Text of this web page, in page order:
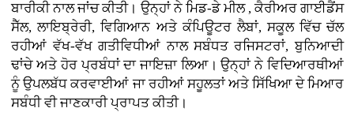
ਬਾਰੀਕੀ ਨਾਲ ਜਾਂਚ ਕੀਤੀ। ਉਨ੍ਹਾਂ ਨੇ ਮਿਡ-ਡੇ ਮੀਲ , ਕੈਰੀਅਰ ਗਾਈਡੈਂਸ
ਸੈੱਲ, ਲਾਇਬ੍ਰੇਰੀ, ਵਿਗਿਆਨ ਅਤੇ ਕੰਪਿਊਟਰ ਲੈਬਾਂ, ਸਕੂਲ ਵਿੱਚ ਚੱਲ
ਰਹੀਆਂ ਵੱਖ-ਵੱਖ ਗਤੀਵਿਧੀਆਂ ਨਾਲ ਸਬੰਧਤ ਰਜਿਸਟਰਾਂ, ਬੁਨਿਆਦੀ
ਢਾਂਚੇ ਅਤੇ ਹੋਰ ਪ੍ਰਬੰਧਾਂ ਦਾ ਜਾਇਜ਼ਾ ਲਿਆ। ਉਨ੍ਹਾਂ ਨੇ ਵਿਦਿਆਰਥੀਆਂ
ਨੂੰ ਉਪਲਬੱਧ ਕਰਵਾਈਆਂ ਜਾ ਰਹੀਆਂ ਸਹੂਲਤਾਂ ਅਤੇ ਸਿੱਖਿਆ ਦੇ ਮਿਆਰ
ਸਬੰਧੀ ਵੀ ਜਾਣਕਾਰੀ ਪ੍ਰਾਪਤ ਕੀਤੀ।